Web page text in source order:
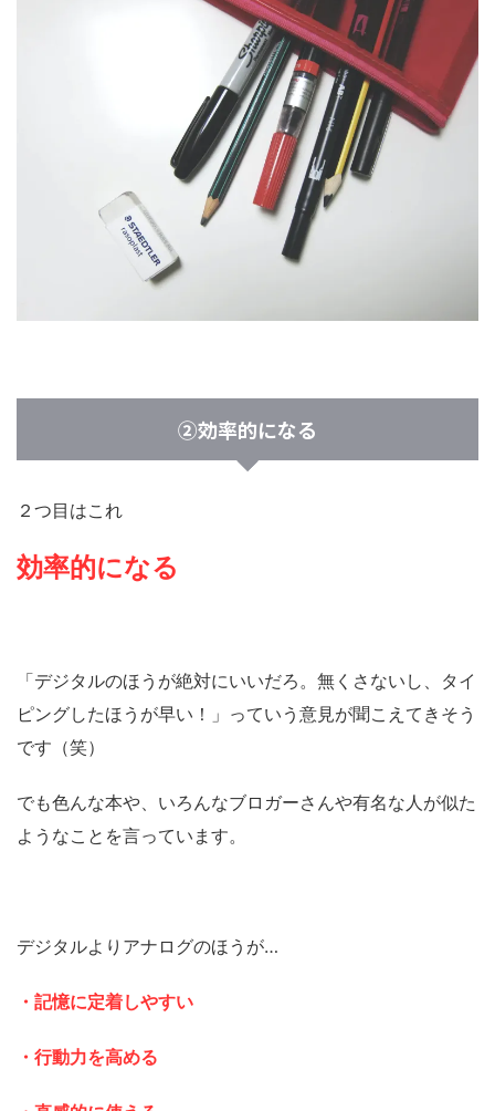
②効率的になる
２つ目はこれ
効率的になる
「デジタルのほうが絶対にいいだろ。無くさないし、タイ
ピングしたほうが早い！」っていう意見が聞こえてきそう
です（笑）
でも色んな本や、いろんなブロガーさんや有名な人が似た
ようなことを言っています。
デジタルよりアナログのほうが…
・記憶に定着しやすい
・行動力を高める